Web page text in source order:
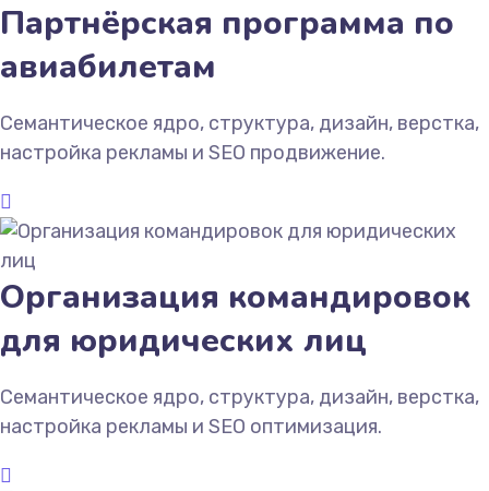
Партнёрская программа по
авиабилетам
Семантическое ядро, структура, дизайн, верстка,
настройка рекламы и SEO продвижение.
Организация командировок
для юридических лиц
Семантическое ядро, структура, дизайн, верстка,
настройка рекламы и SEO оптимизация.